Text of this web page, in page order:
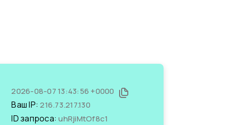
2026-08-07 13:43:56 +0000
Ваш IP:216.73.217.130
ID запроса:uhRjiMtOf8c1